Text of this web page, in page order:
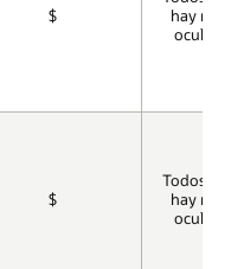
$
hay
oculto
$
Todos
hay
oculto